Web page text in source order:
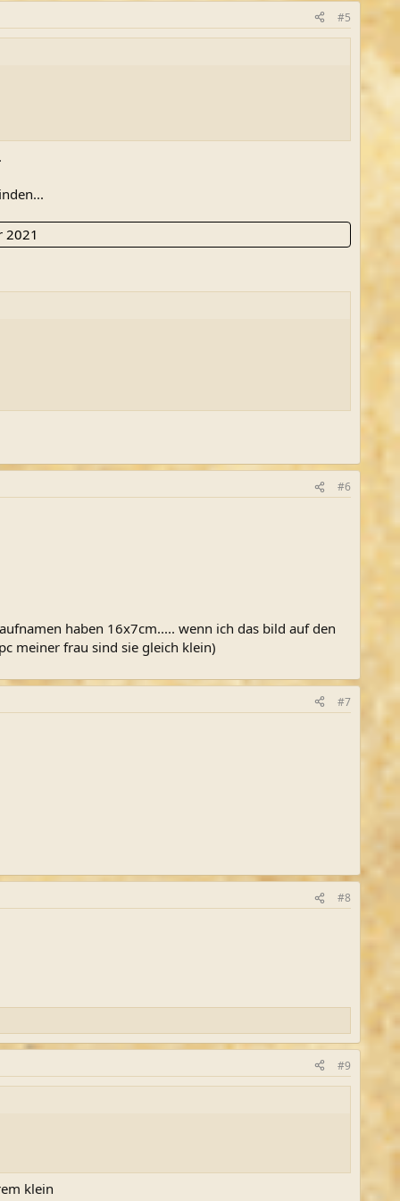
#5
2021
#6
haben 16x7cm..... wenn ich das bild auf den
meiner frau sind sie gleich klein)
#7
#8
#9
klein